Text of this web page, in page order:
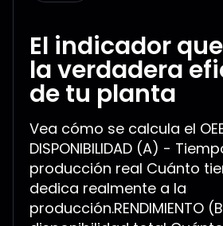
El indicador
la verdadera
de tu planta
Vea cómo se calcula el
DISPONIBILIDAD (A) -
producción real Cuánto
dedica realmente a la
producción.RENDIMIENTO